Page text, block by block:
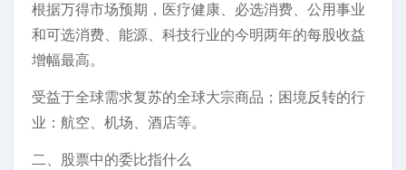
根据万得市场预期，医疗健康、必选消费、公用事业
和可选消费、能源、科技行业的今明两年的每股收益
增幅最高。
受益于全球需求复苏的全球大宗商品；困境反转的行
业：航空、机场、酒店等。
二、股票中的委比指什么